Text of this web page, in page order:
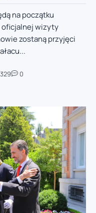
na początku
oficjalnej wizyty
zostaną przyjęci
329 0